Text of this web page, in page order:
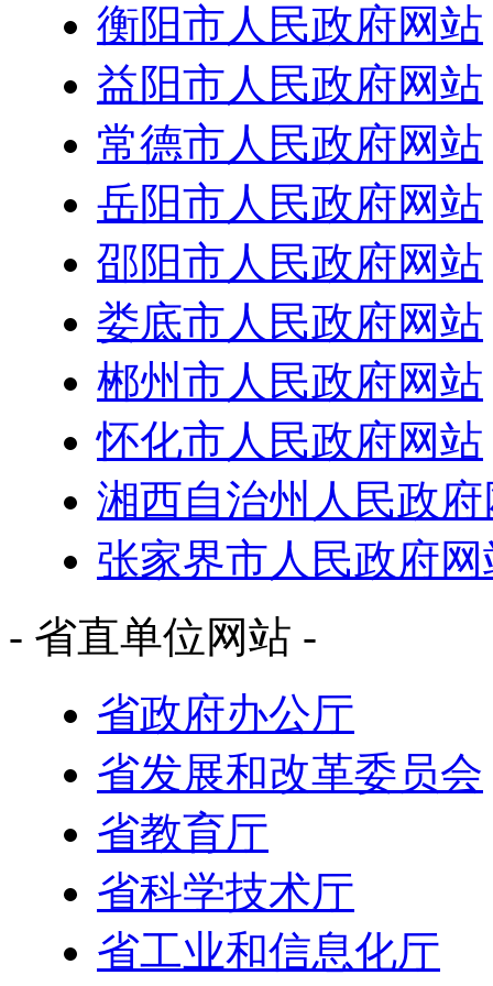
衡阳市人民政府网站
益阳市人民政府网站
常德市人民政府网站
岳阳市人民政府网站
邵阳市人民政府网站
娄底市人民政府网站
郴州市人民政府网站
怀化市人民政府网站
湘西自治州人民政
张家界市人民政府网
- 省直单位网站 -
省政府办公厅
省发展和改革委员会
省教育厅
省科学技术厅
省工业和信息化厅